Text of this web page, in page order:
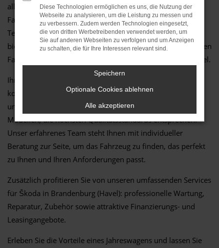
alle, die in Brandenburg (Havel) ein nahezu neuwertiges
Fahrzeug zu einem attraktiven Preis suchen. Mit moderner
Technik, geringer Laufleistung und topgepflegtem Zustand
bietet der Kodiaq alles, was Sie sich von einem hochwertigen
Fahrzeug wünschen – effizient, zuverlässig und komfortabel.
Ihr Škoda Autohaus in Brandenburg (Havel) ist Ihr
kompetenter Partner, wenn es um Jahreswagen geht. Bei
uns finden Sie eine große Auswahl an geprüften Škoda
Modellen, die höchsten Qualitätsstandards entsprechen.
Unser erfahrenes Team steht Ihnen mit individueller
Beratung zur Seite, um das Fahrzeug zu finden, das perfekt
zu Ihnen und Ihren Anforderungen passt.
Zusätzlich profitieren Sie von unseren umfassenden Services
für Škoda in Brandenburg (Havel): professionelle Wartung,
Reparatur, Zubehör sowie attraktive Finanzierungs- und
Leasingangebote.
Erleben Sie die Vorteile eines Jahreswagens und lassen Sie
Diese Technologien ermöglichen es uns, die Nutzung der
Webseite zu analysieren, um die Leistung zu messen und
zu verbessern. Zudem werden Technologien eingesetzt,
die von dritten Werbetreibenden verwendet werden, um
Sie auf anderen Webseiten zu verfolgen und um Anzeigen
zu schalten, die für Ihre Interessen relevant sind.
Speichern
Optionale Cookies ablehnen
Alle akzeptieren